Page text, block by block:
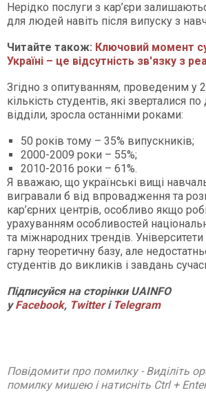
Нерідко послуги з кар’єри
для людей навіть після випуску з
Читайте також: Ключовий момент
Україні – це відсутність зв'язку з
Згідно з опитуванням, проведеним у
кількість студентів, які зверталися
відділи, зросла останніми роками:
50 років тому – 35% випускників;
2000-2009 роки – 55%;
2010-2016 роки – 61%.
Я вважаю, що українські вищі
вигравали б від впровадження та
кар’єрних центрів, особливо якщо
урахуванням особливостей
та міжнародних трендів.
гарну теоретичну базу, але
студентів до викликів і завдань
Підписуйся на сторінки UAINFO
уFacebook, Twitter і Telegram
Повідомити про помилку - Виділіть
помилку мишею і натисніть Ctrl + Enter